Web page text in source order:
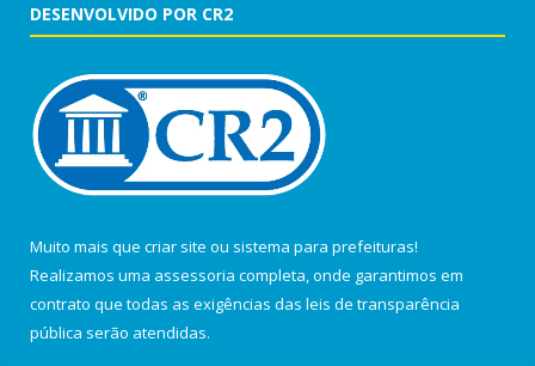
DESENVOLVIDO POR CR2
Muito mais que criar site ou sistema para prefeituras!
Realizamos uma assessoria completa, onde garantimos em
contrato que todas as exigências das leis de transparência
pública serão atendidas.